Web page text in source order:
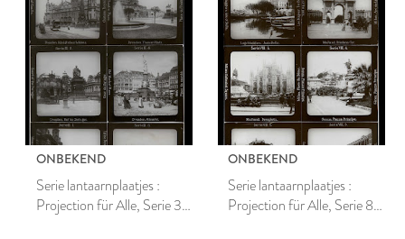
ONBEKEND
Serie lantaarnplaatjes :
Projection für Alle, Serie 3
ONBEKEND
Serie lantaarnplaatjes :
Projection für Alle, Serie 8